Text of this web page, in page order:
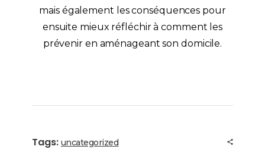
mais également les conséquences pour
ensuite mieux réfléchir à comment les
prévenir en aménageant son domicile.
Tags: uncategorized